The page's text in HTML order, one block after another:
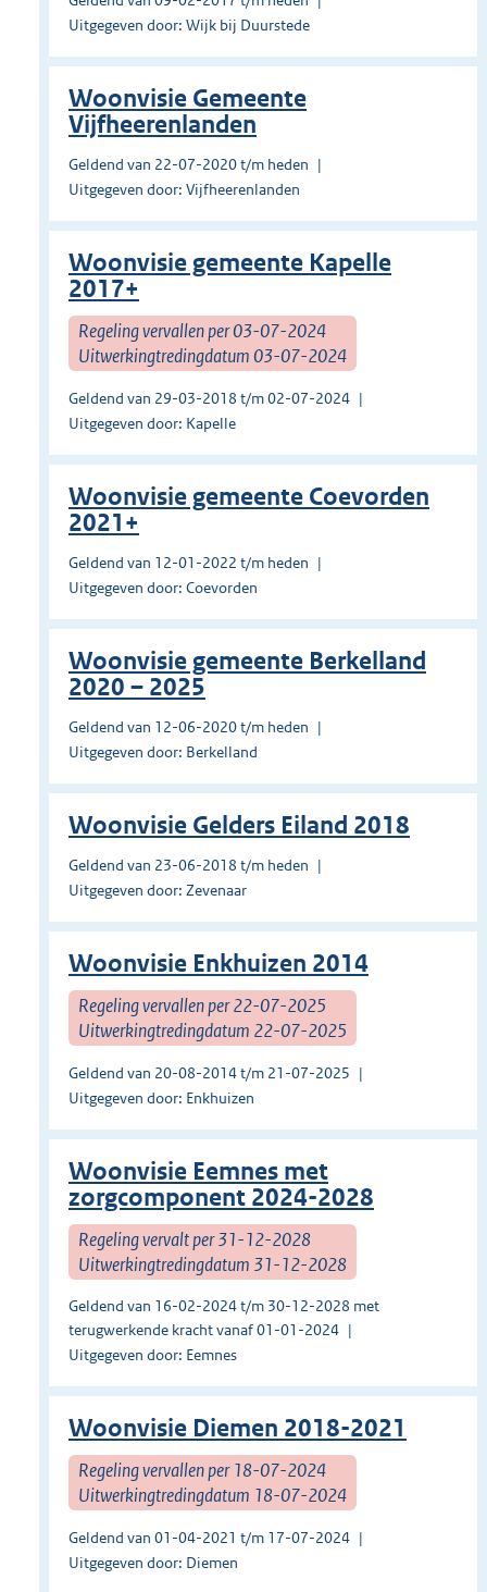
Uitgegeven door: Wijk bij Duurstede
Woonvisie Gemeente
Vijfheerenlanden
Geldend van 22-07-2020 t/m heden
Uitgegeven door: Vijfheerenlanden
Woonvisie gemeente Kapelle
2017+
Regeling vervallen per 03-07-2024
Uitwerkingtredingdatum 03-07-2024
Geldend van 29-03-2018 t/m 02-07-2024
Uitgegeven door: Kapelle
Woonvisie gemeente Coevorden
2021+
Geldend van 12-01-2022 t/m heden
Uitgegeven door: Coevorden
Woonvisie gemeente Berkelland
2020 – 2025
Geldend van 12-06-2020 t/m heden
Uitgegeven door: Berkelland
Woonvisie Gelders Eiland 2018
Geldend van 23-06-2018 t/m heden
Uitgegeven door: Zevenaar
Woonvisie Enkhuizen 2014
Regeling vervallen per 22-07-2025
Uitwerkingtredingdatum 22-07-2025
Geldend van 20-08-2014 t/m 21-07-2025
Uitgegeven door: Enkhuizen
Woonvisie Eemnes met
zorgcomponent 2024-2028
Regeling vervalt per 31-12-2028
Uitwerkingtredingdatum 31-12-2028
Geldend van 16-02-2024 t/m 30-12-2028 met
terugwerkende kracht vanaf 01-01-2024
Uitgegeven door: Eemnes
Woonvisie Diemen 2018-2021
Regeling vervallen per 18-07-2024
Uitwerkingtredingdatum 18-07-2024
Geldend van 01-04-2021 t/m 17-07-2024
Uitgegeven door: Diemen